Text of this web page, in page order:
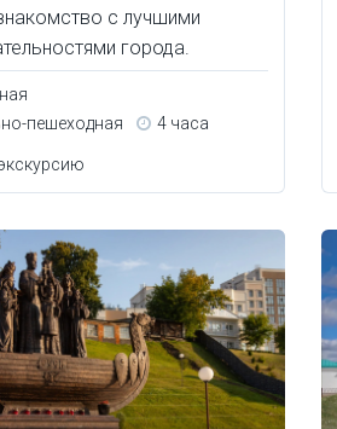
с лучшими
города.
пешеходная
4 часа